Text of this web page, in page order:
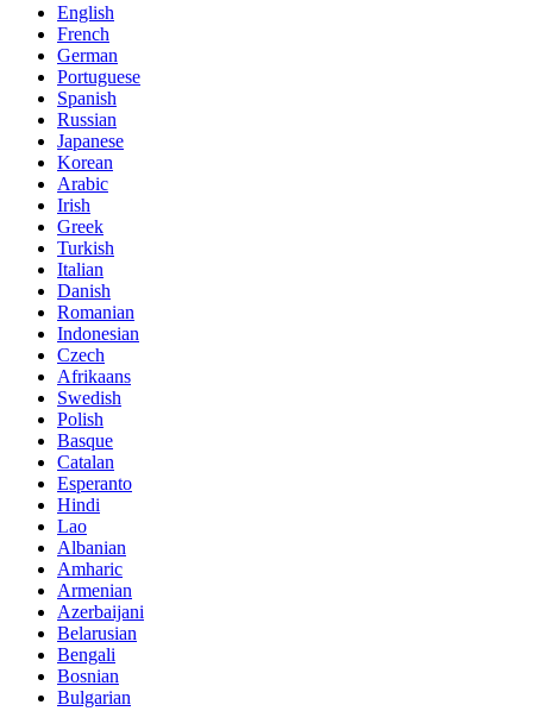
English
French
German
Portuguese
Spanish
Russian
Japanese
Korean
Arabic
Irish
Greek
Turkish
Italian
Danish
Romanian
Indonesian
Czech
Afrikaans
Swedish
Polish
Basque
Catalan
Esperanto
Hindi
Lao
Albanian
Amharic
Armenian
Azerbaijani
Belarusian
Bengali
Bosnian
Bulgarian